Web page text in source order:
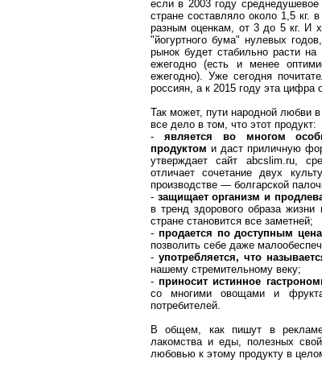
если в 2003 году среднедушевое
стране составляло около 1,5 кг.
разным оценкам, от 3 до 5 кг. И
"йогуртного бума" нулевых
рынок будет стабильно расти
ежегодно (есть и менее
ежегодно). Уже сегодня
россиян, а к 2015 году эта цифра
Так может, пути народной любви
все дело в том, что этот продукт:
- является во многом
продуктом и даст приличную
утверждает сайт abcslim.ru,
отличает сочетание двух
производстве — болгарской
- защищает организм и
в тренд здорового образа
стране становится все заметней;
- продается по доступным
позволить себе даже
-употребляется, что
нашему стремительному веку;
-приносит истинное
со многими овощами и
потребителей.
В общем, как пишут в
лакомства и еды, полезных
любовью к этому продукту в